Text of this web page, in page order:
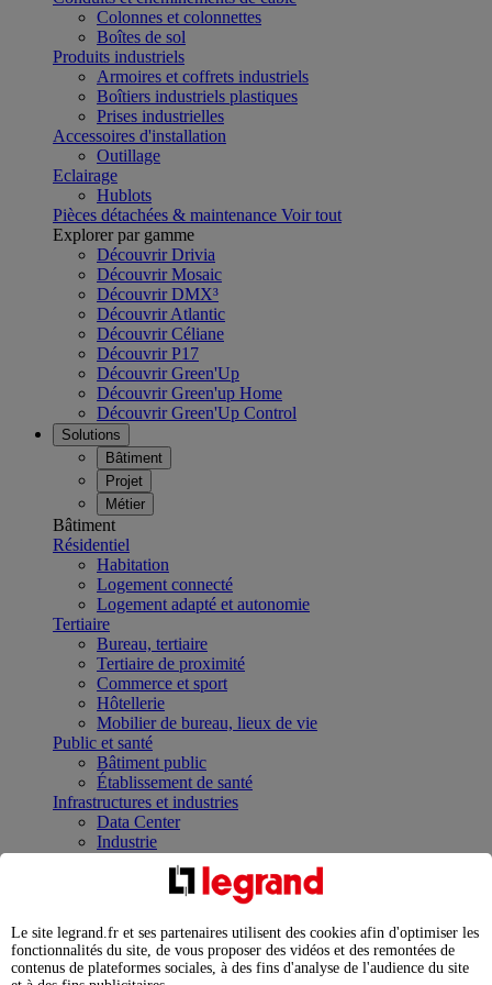
Colonnes et colonnettes
Boîtes de sol
Produits industriels
Armoires et coffrets industriels
Boîtiers industriels plastiques
Prises industrielles
Accessoires d'installation
Outillage
Eclairage
Hublots
Pièces détachées & maintenance Voir tout
Explorer par gamme
Découvrir Drivia
Découvrir Mosaic
Découvrir DMX³
Découvrir Atlantic
Découvrir Céliane
Découvrir P17
Découvrir Green'Up
Découvrir Green'up Home
Découvrir Green'Up Control
Solutions
Bâtiment
Projet
Métier
Bâtiment
Résidentiel
Habitation
Logement connecté
Logement adapté et autonomie
Tertiaire
Bureau, tertiaire
Tertiaire de proximité
Commerce et sport
Hôtellerie
Mobilier de bureau, lieux de vie
Public et santé
Bâtiment public
Établissement de santé
Infrastructures et industries
Data Center
Industrie
Infrastructures
Contrôler et planifier le fonctionnement des appareils
Répartir et optimiser son tableau électrique
Legrand Data Center Solutions : concentrer les
expertises au service de vos performances
Le site legrand.fr et ses partenaires utilisent des cookies afin d'optimiser les
fonctionnalités du site, de vous proposer des vidéos et des remontées de
contenus de plateformes sociales, à des fins d'analyse de l'audience du site